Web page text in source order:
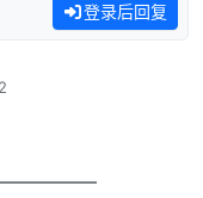
登录后回复